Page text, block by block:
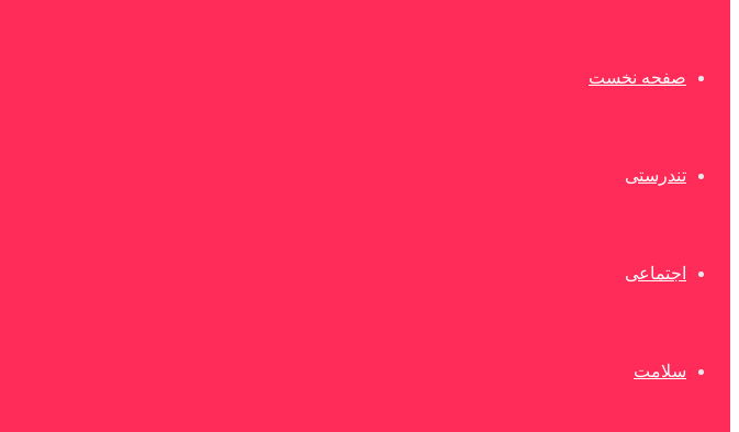
صفحه نخست
تندرستی
اجتماعی
سلامت